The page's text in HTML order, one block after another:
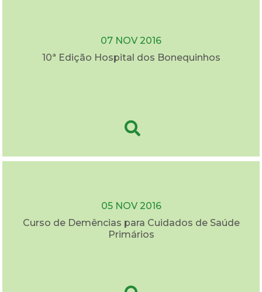
07 NOV 2016
10ª Edição Hospital dos Bonequinhos
05 NOV 2016
Curso de Demências para Cuidados de Saúde
Primários